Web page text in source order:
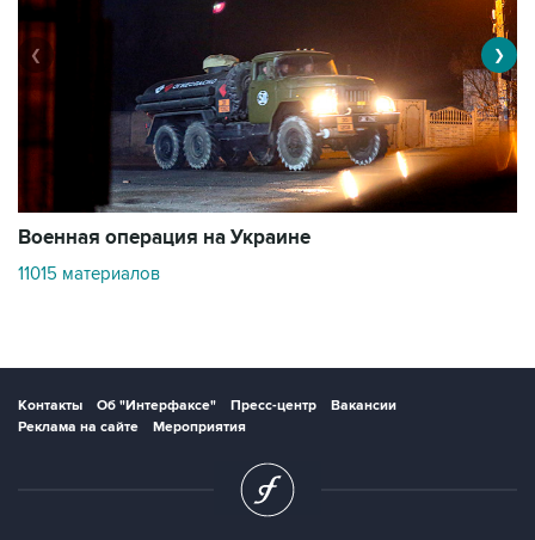
Военная операция на Украине
11015 материалов
❮ ❯
Контакты Об "Интерфаксе" Пресс-центр
Вакансии
Реклама на сайте
Мероприятия